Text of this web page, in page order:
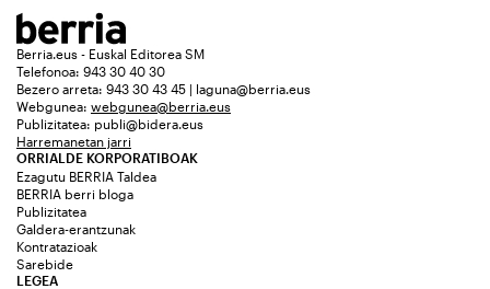
Berria.eus - Euskal Editorea SM
Telefonoa: 943 30 40 30
Bezero arreta: 943 30 43 45 | laguna@berria.eus
Webgunea: webgunea@berria.eus
Publizitatea: publi@bidera.eus
Harremanetan jarri
ORRIALDE KORPORATIBOAK
Ezagutu BERRIA Taldea
BERRIA berri bloga
Publizitatea
Galdera-erantzunak
Kontratazioak
Sarebide
LEGEA